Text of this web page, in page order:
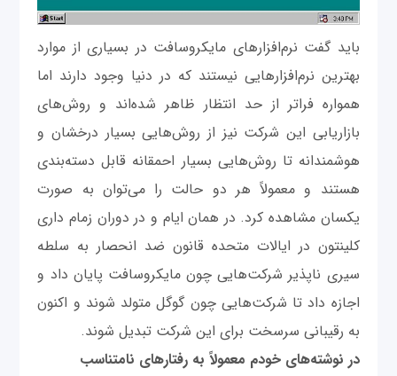
باید گفت نرم‌افزارهای مایکروسافت در بسیاری از موارد
بهترین نرم‌افزارهایی نیستند که در دنیا وجود دارند اما
همواره فراتر از حد انتظار ظاهر شده‌اند و روش‌های
بازاریابی این شرکت نیز از روش‌هایی بسیار درخشان و
هوشمندانه تا روش‌هایی بسیار احمقانه قابل دسته‌بندی
هستند و معمولاً هر دو حالت را می‌توان به صورت
یکسان مشاهده کرد. در همان ایام و در دوران زمام داری
کلینتون در ایالات متحده قانون ضد انحصار به سلطه
سیری ناپذیر شرکت‌هایی چون مایکروسافت پایان داد و
اجازه داد تا شرکت‌هایی چون گوگل متولد شوند و اکنون
به رقیبانی سرسخت برای این شرکت تبدیل شوند.
در نوشته‌های خودم معمولاً به رفتارهای نامتناسب